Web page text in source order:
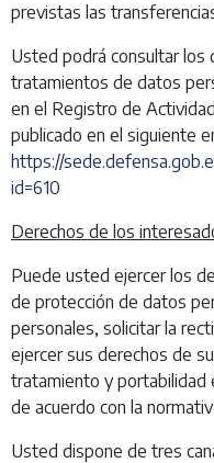
previstas las
Usted podrá consultar los
tratamientos de datos
en el Registro de
publicado en el siguiente
https://
id=610
Derechos de los
Puede usted ejercer los
de protección de datos
personales, solicitar la
ejercer sus derechos de
tratamiento y portabilidad
de acuerdo con la
Usted dispone de tres